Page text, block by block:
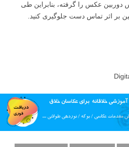
عکس را گرفته، بنابراین طی
بر اثر تماس دست جلوگیری کنید.